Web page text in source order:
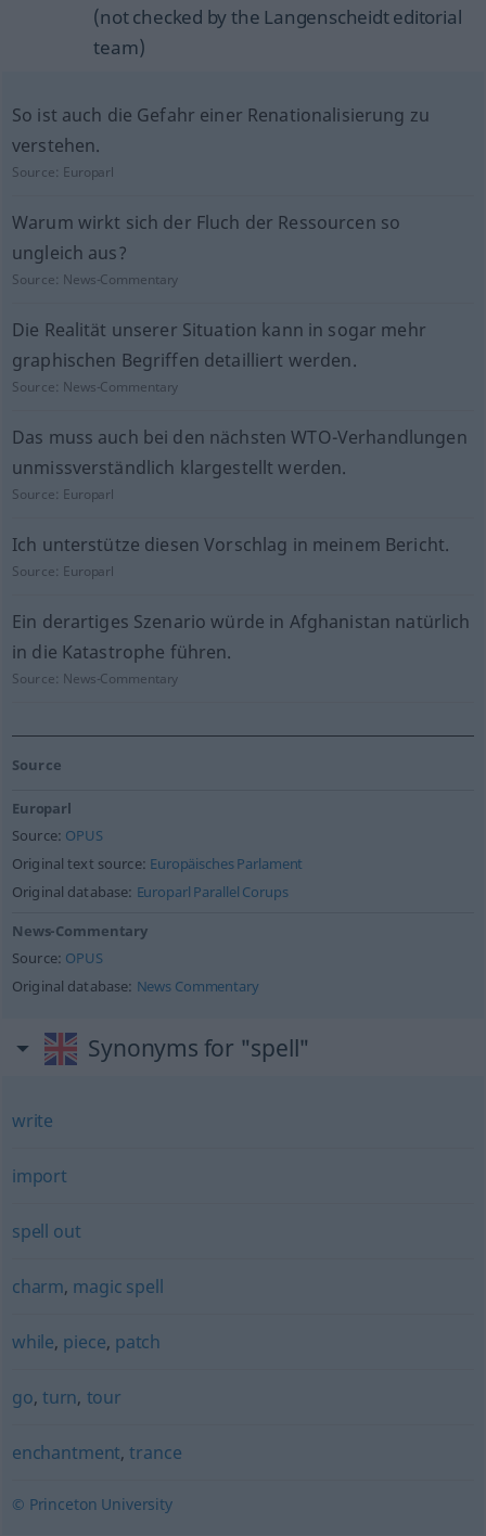
(not checked by the Langenscheidt editorial
team)
So ist auch die Gefahr einer Renationalisierung zu
verstehen.
Source: Europarl
Warum wirkt sich der Fluch der Ressourcen so
ungleich aus?
Source: News-Commentary
Die Realität unserer Situation kann in sogar mehr
graphischen Begriffen detailliert werden.
Source: News-Commentary
Das muss auch bei den nächsten WTO-Verhandlungen
unmissverständlich klargestellt werden.
Source: Europarl
Ich unterstütze diesen Vorschlag in meinem Bericht.
Source: Europarl
Ein derartiges Szenario würde in Afghanistan natürlich
in die Katastrophe führen.
Source: News-Commentary
Source
Europarl
Source: OPUS
Original text source: Europäisches Parlament
Original database: Europarl Parallel Corups
News-Commentary
Source: OPUS
Original database: News Commentary
Synonyms for "spell"
write
import
spell out
charm, magic spell
while, piece, patch
go, turn, tour
enchantment,trance
© Princeton University